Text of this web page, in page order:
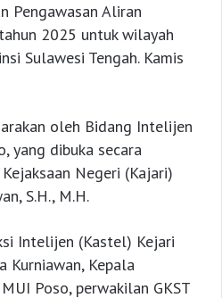
Pengawasan Aliran
2025 untuk wilayah
Sulawesi Tengah. Kamis
oleh Bidang Intelijen
yang dibuka secara
Negeri (Kajari)
S.H., M.H.
Intelijen (Kastel) Kejari
Kurniawan, Kepala
Poso, perwakilan GKST